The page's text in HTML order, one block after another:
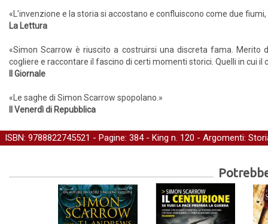
«L’invenzione e la storia si accostano e confluiscono come due
La Lettura
«Simon Scarrow è riuscito a costruirsi una discreta fama.
cogliere e raccontare il fascino di certi momenti storici. Quelli in cui
Il Giornale
«Le saghe di Simon Scarrow spopolano.»
Il Venerdì di Repubblica
ISBN: 9788822745521 - Pagine: 384 - King n. 120 - Argomenti: